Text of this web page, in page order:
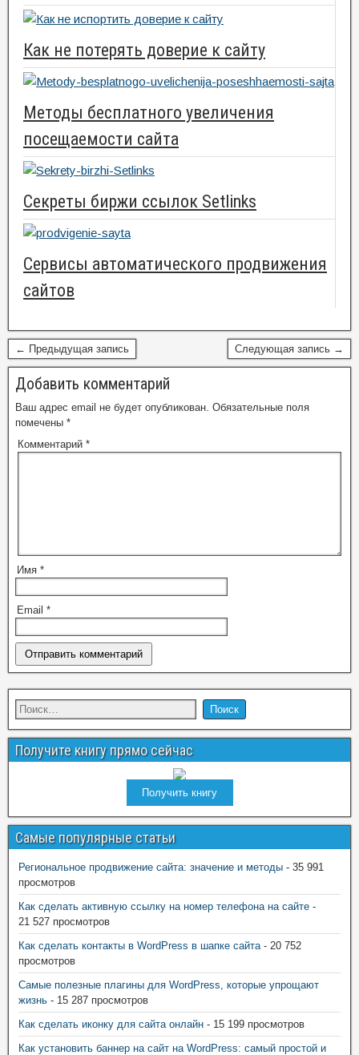
Как не потерять доверие к сайту
Методы бесплатного увеличения
посещаемости сайта
Секреты биржи ссылок Setlinks
Сервисы автоматического продвижения
сайтов
← Предыдущая запись Следующая запись →
Добавить комментарий
Ваш адрес email не будет опубликован. Обязательные поля
помечены *
Комментарий *
Имя *
Email *
Получите книгу прямо сейчас
Получить книгу
Самые популярные статьи
Региональное продвижение сайта: значение и методы - 35 991
просмотров
Как сделать активную ссылку на номер телефона на сайте -
21 527 просмотров
Как сделать контакты в WordPress в шапке сайта- 20 752
просмотров
Самые полезные плагины для WordPress, которые упрощают
жизнь - 15 287 просмотров
Как сделать иконку для сайта онлайн - 15 199 просмотров
Как установить баннер на сайт на WordPress: самый простой и